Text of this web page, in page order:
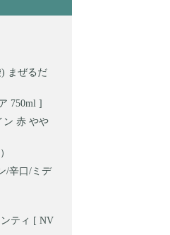
まぜるだ
750ml ]
ン 赤 やや
/辛口/ミデ
ンティ [ NV